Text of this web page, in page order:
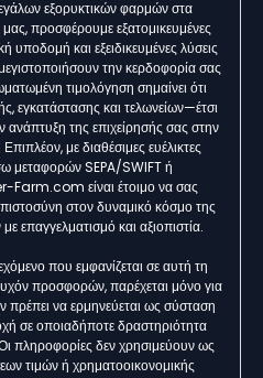
εξορυκτικών φαρμών στα
προσφέρουμε εξατομικευμένες
υποδομή και εξειδικευμένες λύσεις
την κερδοφορία σας
τιμολόγηση σημαίνει ότι
εγκατάστασης και τελωνείων—έτσι
ανάπτυξη της επιχείρησής σας στην
με διαθέσιμες ευέλικτες
μεταφορών SEPA/SWIFT ή
Farm.com είναι έτοιμο να σας
στον δυναμικό κόσμο της
επαγγελματισμό και αξιοπιστία.
που εμφανίζεται σε αυτή τη
προσφορών, παρέχεται μόνο για
πρέπει να ερμηνεύεται ως σύσταση
σε οποιαδήποτε δραστηριότητα
πληροφορίες δεν χρησιμεύουν ως
τιμών ή χρηματοοικονομικής